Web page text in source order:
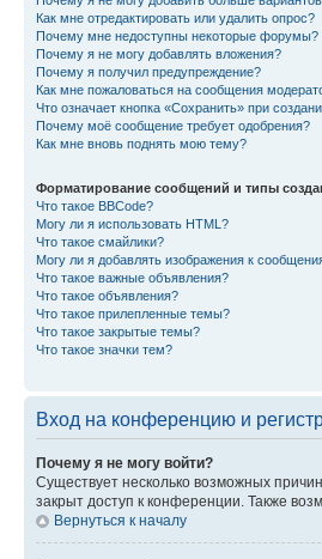
Как мне отредактировать или удалить опрос?
Почему мне недоступны некоторые форумы?
Почему я не могу добавлять вложения?
Почему я получил предупреждение?
Как мне пожаловаться на сообщения
Что означает кнопка «Сохранить» при
Почему моё сообщение требует одобрения?
Как мне вновь поднять мою тему?
Форматирование сообщений и типы
Что такое BBCode?
Могу ли я использовать HTML?
Что такое смайлики?
Могу ли я добавлять изображения к
Что такое важные объявления?
Что такое объявления?
Что такое прилепленные темы?
Что такое закрытые темы?
Что такое значки тем?
Вход на конференцию и
Почему я не могу войти?
Существует несколько возможных
закрыт доступ к конференции. Также
Вернуться к началу